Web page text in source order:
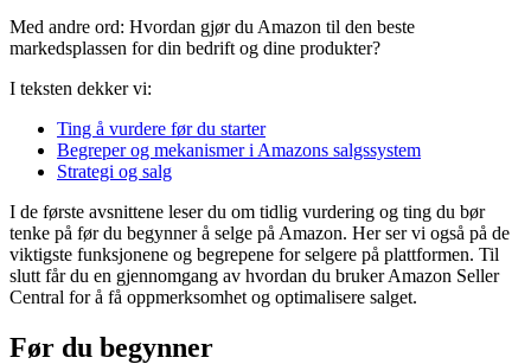
Med andre ord: Hvordan gjør du Amazon til den beste
markedsplassen for din bedrift og dine produkter?
I teksten dekker vi:
Ting å vurdere før du starter
Begreper og mekanismer i Amazons salgssystem
Strategi og salg
I de første avsnittene leser du om tidlig vurdering og ting du bør
tenke på før du begynner å selge på Amazon. Her ser vi også på de
viktigste funksjonene og begrepene for selgere på plattformen. Til
slutt får du en gjennomgang av hvordan du bruker Amazon Seller
Central for å få oppmerksomhet og optimalisere salget.
Før du begynner